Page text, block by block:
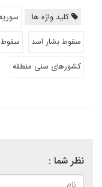
کلید واژه ها:
سقوط بشار اسد
کشورهای سنی منطقه
نظر شما :